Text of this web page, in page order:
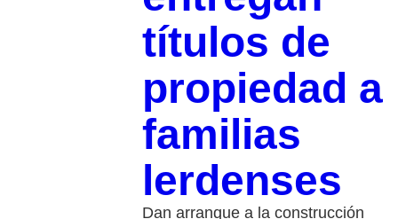
títulos de
propiedad a
familias
lerdenses
Dan arranque a la construcción